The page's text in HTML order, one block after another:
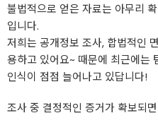
불법적으로 얻은 자료는 아무리
입니다.
저희는 공개정보 조사, 합법적인
용하고 있어요~ 때문에 최근에는
인식이 점점 늘어나고 있답니다!
조사 중 결정적인 증거가 확보되